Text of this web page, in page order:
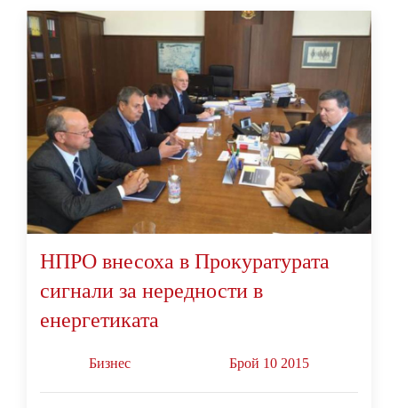
НПРО внесоха в Прокуратурата
сигнали за нередности в
енергетиката
Бизнес Брой 10 2015